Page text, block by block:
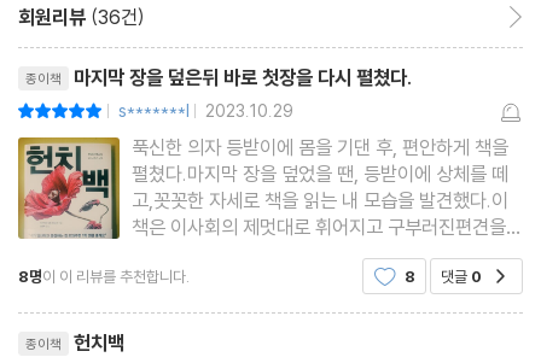
상에서 그치지 않고 판매로까지 이어지면서, 출간 당시부터 화제작
스트셀러로 등극했다.
이치카와 사오가 수상 소감에서 밝혔던 것처럼, 중증 장애인 작가가
아쿠타가와상을 수상한 것은 이번이 최초이며 이 역사적 사건이 『헌
치백』을 뜨거운 감자로 만든 건 분명한 사실이다. 그러나 화제의 크
기를 본격적으로 키운 요소는 따로 있었으니, 바로 수상작의 파격적
인 줄거리와 작품성이다. 『헌치백』은 중증 척추 장애인 샤카가 남성
간병인에게 “내가 임신하고 중절하는 걸 도와주면 1억 엔을 줄게
회원리뷰 (36건)
종이책 마지막 장을 덮은뒤 바로 첫장을 다시 펼쳤다.
| s*******l | 2023.10.29
푹신한 의자 등받이에 몸을 기댄 후, 편안하게 책을
펼쳤다.마지막 장을 덮었을 땐, 등받이에 상체를 떼
고,꼿꼿한 자세로 책을 읽는 내 모습을 발견했다.이
책은 이사회의 제멋대로 휘어지고 구부러진편견을
날카로운 언어로 쾅쾅 펴준 작품이었다.다들 아는것
처럼, 일본의 '아쿠타가와상' 수상작은한국에서도 유
8명이 이 리뷰를 추천합니다. 8 댓글 0
종이책 헌치백